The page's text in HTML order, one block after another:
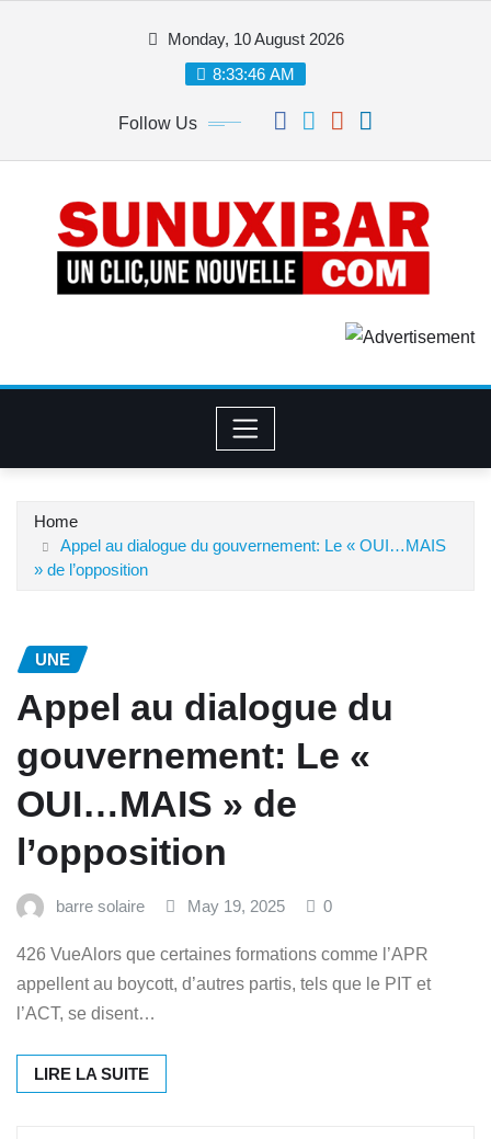
Monday, 10 August 2026
8:33:46 AM
Follow Us
Home
Appel au dialogue du gouvernement: Le « OUI…MAIS
» de l’opposition
UNE
Appel au dialogue du
gouvernement: Le «
OUI…MAIS » de
l’opposition
barre solaire May 19, 2025 0
426 VueAlors que certaines formations comme l’APR
appellent au boycott, d’autres partis, tels que le PIT et
l’ACT, se disent…
LIRE LA SUITE